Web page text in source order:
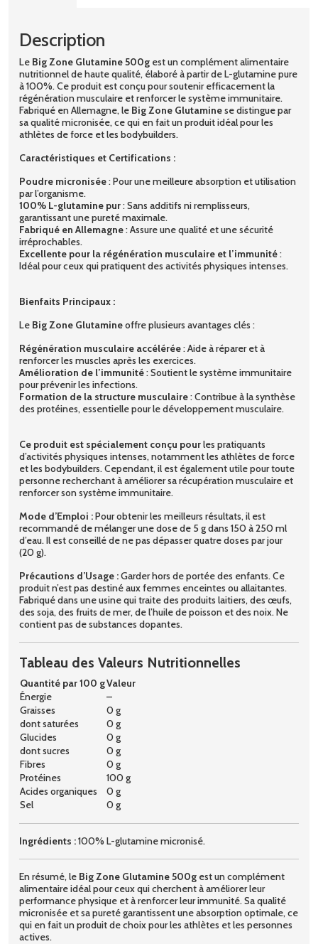
Description
Le Big Zone Glutamine 500g est un complément alimentaire
nutritionnel de haute qualité, élaboré à partir de L-glutamine pure
à 100%. Ce produit est conçu pour soutenir efficacement la
régénération musculaire et renforcer le système immunitaire.
Fabriqué en Allemagne, le Big Zone Glutaminese distingue par
sa qualité micronisée, ce qui en fait un produit idéal pour les
athlètes de force et les bodybuilders.
Caractéristiques et Certifications :
Poudre micronisée: Pour une meilleure absorption et utilisation
par l’organisme.
100% L-glutamine pur: Sans additifs ni remplisseurs,
garantissant une pureté maximale.
Fabriqué en Allemagne: Assure une qualité et une sécurité
irréprochables.
Excellente pour la régénération musculaire et l’immunité:
Idéal pour ceux qui pratiquent des activités physiques intenses.
Bienfaits Principaux :
Le Big Zone Glutamineoffre plusieurs avantages clés :
Régénération musculaire accélérée: Aide à réparer et à
renforcer les muscles après les exercices.
Amélioration de l’immunité: Soutient le système immunitaire
pour prévenir les infections.
Formation de la structure musculaire: Contribue à la synthèse
des protéines, essentielle pour le développement musculaire.
Ce produit est spécialement conçu pourles pratiquants
d’activités physiques intenses, notamment les athlètes de force
et les bodybuilders. Cependant, il est également utile pour toute
personne recherchant à améliorer sa récupération musculaire et
renforcer son système immunitaire.
Mode d’Emploi :Pour obtenir les meilleurs résultats, il est
recommandé de mélanger une dose de 5 g dans 150 à 250 ml
d’eau. Il est conseillé de ne pas dépasser quatre doses par jour
(20 g).
Précautions d’Usage :Garder hors de portée des enfants. Ce
produit n’est pas destiné aux femmes enceintes ou allaitantes.
Fabriqué dans une usine qui traite des produits laitiers, des œufs,
des soja, des fruits de mer, de l’huile de poisson et des noix. Ne
contient pas de substances dopantes.
Tableau des Valeurs Nutritionnelles
Quantité par 100 gValeur
Énergie
–
Graisses
0 g
dont saturées
0 g
Glucides
0 g
dont sucres
0 g
Fibres
0 g
Protéines
100 g
Acides organiques
0 g
Sel
0 g
Ingrédients :100% L-glutamine micronisé.
En résumé, le Big Zone Glutamine 500g est un complément
alimentaire idéal pour ceux qui cherchent à améliorer leur
performance physique et à renforcer leur immunité. Sa qualité
micronisée et sa pureté garantissent une absorption optimale, ce
qui en fait un produit de choix pour les athlètes et les personnes
actives.